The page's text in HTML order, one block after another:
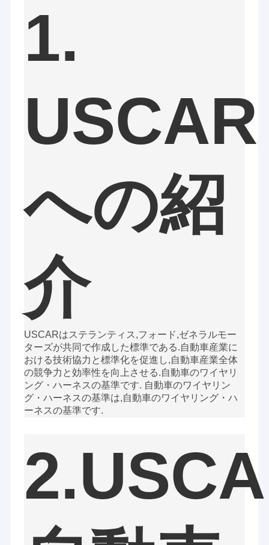
1.
USCAR
への紹
介
USCARはステランティス,フォード,ゼネラルモー
ターズが共同で作成した標準である.自動車産業に
おける技術協力と標準化を促進し,自動車産業全体
の競争力と効率性を向上させる.自動車のワイヤリ
ング・ハーネスの基準です. 自動車のワイヤリン
グ・ハーネスの基準は,自動車のワイヤリング・ハ
ーネスの基準です.